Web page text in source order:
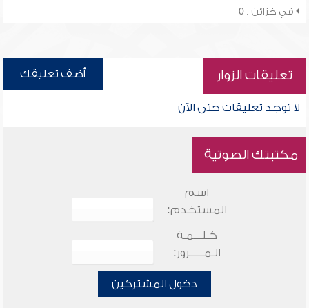
في خزائن : 0
تعليقات الزوار أضف تعليقك
لا توجد تعليقات حتى الآن
مكتبتك الصوتية
اسم
المستخدم:
كـلـــمـة
الـمـــــرور:
دخول المشتركين